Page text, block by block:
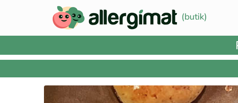
(butik)